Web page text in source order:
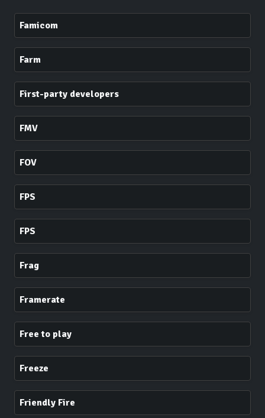
Famicom
Farm
First-party developers
FMV
FOV
FPS
FPS
Frag
Framerate
Free to play
Freeze
Friendly Fire